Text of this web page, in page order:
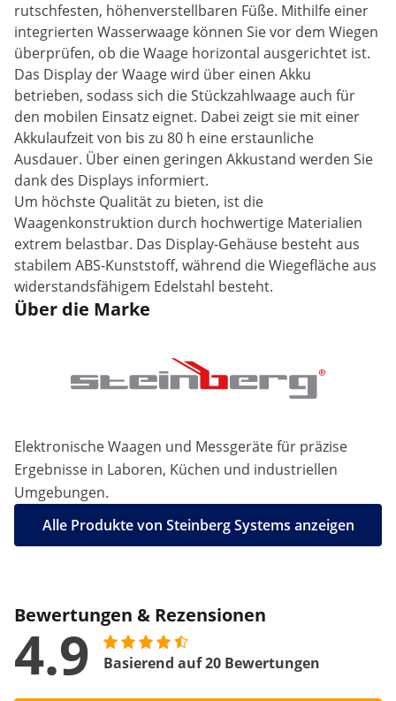
rutschfesten, höhenverstellbaren Füße. Mithilfe einer
integrierten Wasserwaage können Sie vor dem Wiegen
überprüfen, ob die Waage horizontal ausgerichtet ist.
Das Display der Waage wird über einen Akku
betrieben, sodass sich die Stückzahlwaage auch für
den mobilen Einsatz eignet. Dabei zeigt sie mit einer
Akkulaufzeit von bis zu 80 h eine erstaunliche
Ausdauer. Über einen geringen Akkustand werden Sie
dank des Displays informiert.
Um höchste Qualität zu bieten, ist die
Waagenkonstruktion durch hochwertige Materialien
extrem belastbar. Das Display-Gehäuse besteht aus
stabilem ABS-Kunststoff, während die Wiegefläche aus
widerstandsfähigem Edelstahl besteht.
Über die Marke
Elektronische Waagen und Messgeräte für präzise
Ergebnisse in Laboren, Küchen und industriellen
Umgebungen.
Alle Produkte von Steinberg Systems anzeigen
Bewertungen & Rezensionen
4.9 Basierend auf 20 Bewertungen